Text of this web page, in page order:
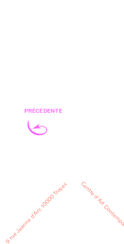
PRÉCÉDENTE
9 rue Jeanne d’Arc 10000 Troyes Centre d’Art Contemporain